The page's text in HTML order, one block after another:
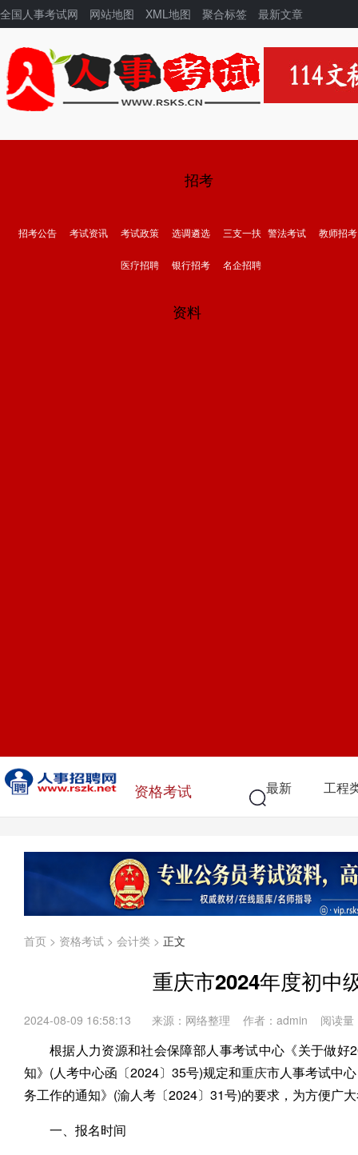
全国人事考试网 网站地图 XML地图 聚合标签 最新文章
招考
招考公告 考试资讯 考试政策 选调遴选 三支一扶 警法考试 教师招考
医疗招聘 银行招考 名企招聘
资料
资格考试 最新 工程
首页 > 资格考试 > 会计类 > 正文
重庆市2024年度初中
2024-08-09 16:58:13 来源：网络整理 作者：admin 阅读量
根据人力资源和社会保障部人事考试中心《关于做
知》(人考中心函〔2024〕35号)规定和重庆市人事考试中
务工作的通知》(渝人考〔2024〕31号)的要求，为方便广
一、报名时间